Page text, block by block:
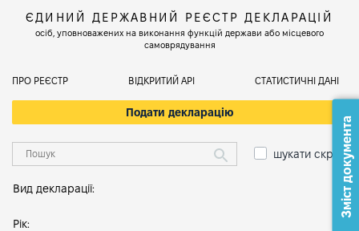
ЄДИНИЙ ДЕРЖАВНИЙ РЕЄСТР ДЕКЛАРАЦІЙ
осіб, уповноважених на виконання функцій держави або місцевого
самоврядування
ПРО РЕЄСТР ВІДКРИТИЙ АРІ СТАТИСТИЧНІ ДАНІ
Подати декларацію
шукати скрізь
Вид декларації:
Рік:
Зміст документа